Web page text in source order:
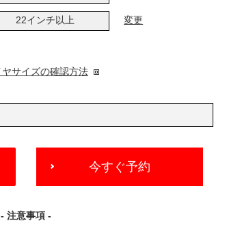
22インチ以上 変更
ヤサイズの確認方法
今すぐ予約
- 注意事項 -